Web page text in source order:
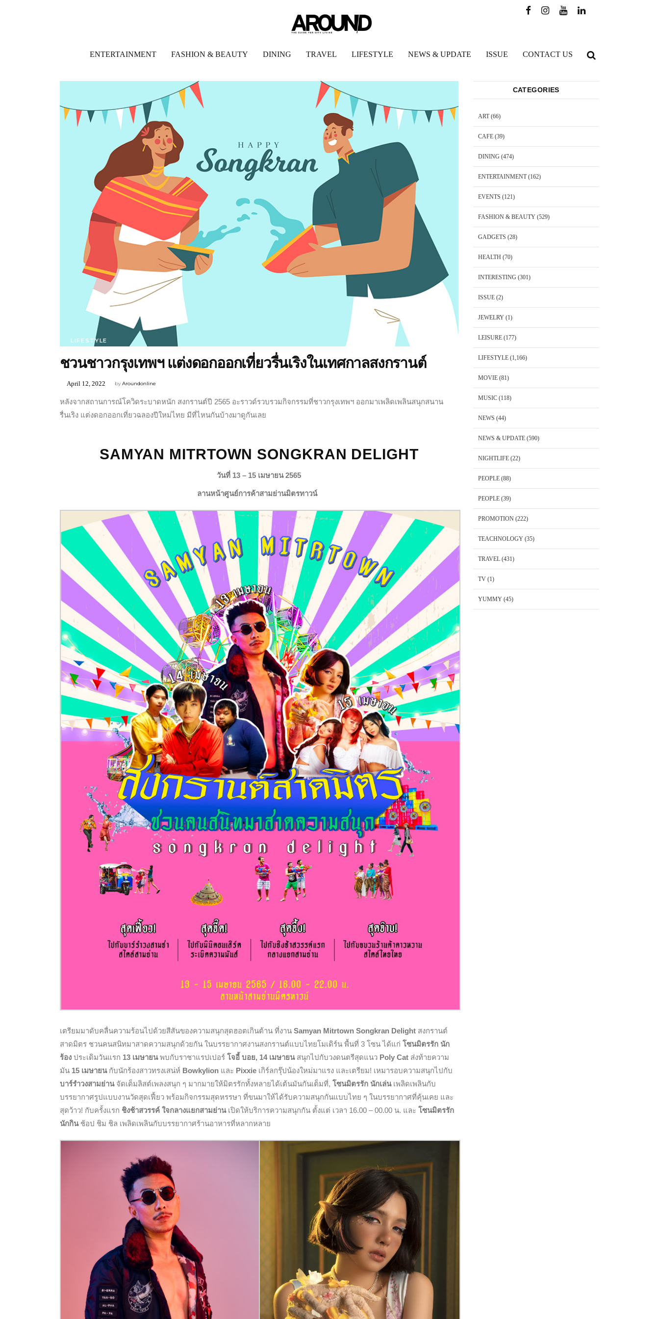
ENTERTAINMENT FASHION & BEAUTY DINING TRAVEL LIFESTYLE NEWS & UPDATE ISSUE CONTACT US
LIFESTYLE
ชวนชาวกรุงเทพฯ แต่งดอกออกเที่ยวรื่นเริงในเทศกาลสงกรานต์
byAroundonline
April 12, 2022
หลังจากสถานการณ์โควิดระบาดหนัก สงกรานต์ปี 2565 อะราวด์รวบรวมกิจกรรมที่ชาวกรุงเทพฯ ออกมาเพลิดเพลินสนุกสนาน
รื่นเริง แต่งดอกออกเที่ยวฉลองปีใหม่ไทย มีที่ไหนกันบ้างมาดูกันเลย
SAMYAN MITRTOWN SONGKRAN DELIGHT
วันที่ 13 – 15 เมษายน 2565
ลานหน้าศูนย์การค้าสามย่านมิตรทาวน์
เตรียมมาดับคลื่นความร้อนไปด้วยสีสันของความสนุกสุดฮอตเกินต้าน ที่งาน Samyan Mitrtown Songkran Delight สงกรานต์
สาดมิตร ชวนคนสนิทมาสาดความสนุกด้วยกัน ในบรรยากาศงานสงกรานต์แบบไทยโมเดิร์น พื้นที่ 3 โซน ได้แก่ โซนมิตรรัก นัก
ร้อง ประเดิมวันแรก 13 เมษายนพบกับราชาแรปเปอร์ โจอี้ บอย, 14 เมษายนสนุกไปกับวงดนตรีสุดแนว Poly Cat ส่งท้ายความ
มัน 15 เมษายน กับนักร้องสาวทรงเสน่ห์ Bowkylion และ Pixxie เกิร์ลกรุ๊ปน้องใหม่มาแรง และเตรียม! เหมารอบความสนุกไปกับ
บาร์รำวงสามย่านจัดเต็มลิสต์เพลงสนุก ๆ มากมายให้มิตรรักทั้งหลายได้เต้นมันกันเต็มที่, โซนมิตรรัก นักเล่นเพลิดเพลินกับ
บรรยากาศรูปแบบงานวัดสุดเฟี้ยว พร้อมกิจกรรมสุดหรรษา ที่ขนมาให้ได้รับความสนุกกันแบบไทย ๆ ในบรรยากาศที่คุ้นเคย และ
สุดว้าว! กับครั้งแรก ชิงช้าสวรรค์ ใจกลางแยกสามย่านเปิดให้บริการความสนุกกัน ตั้งแต่ เวลา 16.00 – 00.00 น. และ โซนมิตรรัก
นักกินช้อป ชิม ชิล เพลิดเพลินกับบรรยากาศร้านอาหารที่หลากหลาย
CATEGORIES
ART(66)
CAFE(39)
DINING (474)
ENTERTAINMENT(162)
EVENTS (121)
FASHION & BEAUTY(529)
GADGETS (28)
HEALTH (70)
INTERESTING (301)
ISSUE(2)
JEWELRY(1)
LEISURE(177)
LIFESTYLE(1,166)
MOVIE(81)
MUSIC(118)
NEWS (44)
NEWS & UPDATE(590)
NIGHTLIFE(22)
PEOPLE(88)
PEOPLE(39)
PROMOTION(222)
TEACHNOLOGY(35)
TRAVEL(431)
TV(1)
YUMMY(45)